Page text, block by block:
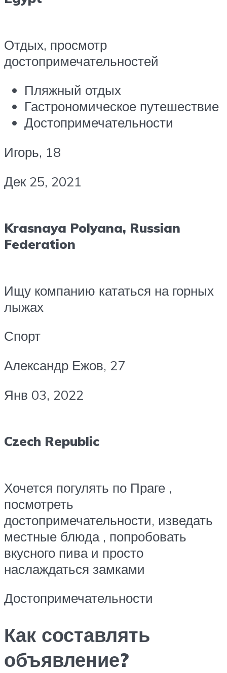
Отдых, просмотр
достопримечательностей
Пляжный отдых
Гастрономическое путешествие
Достопримечательности
Игорь, 18
Дек 25, 2021
Krasnaya Polyana, Russian
Federation
Ищу компанию кататься на горных
лыжах
Спорт
Александр Ежов, 27
Янв 03, 2022
Czech Republic
Хочется погулять по Праге ,
посмотреть
достопримечательности, изведать
местные блюда , попробовать
вкусного пива и просто
наслаждаться замками
Достопримечательности
Как составлять
объявление?